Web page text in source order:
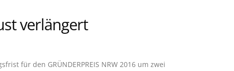
verlängert
für den GRÜNDERPREIS NRW 2016 um zwei